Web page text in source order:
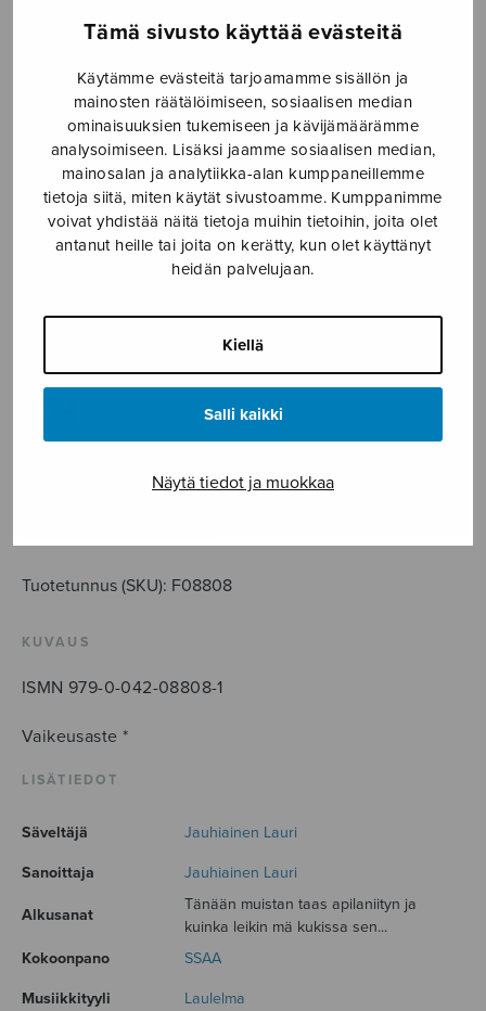
Tämä sivusto käyttää evästeitä
Käytämme evästeitä tarjoamamme sisällön ja
mainosten räätälöimiseen, sosiaalisen median
ominaisuuksien tukemiseen ja kävijämäärämme
analysoimiseen. Lisäksi jaamme sosiaalisen median,
mainosalan ja analytiikka-alan kumppaneillemme
tietoja siitä, miten käytät sivustoamme. Kumppanimme
voivat yhdistää näitä tietoja muihin tietoihin, joita olet
antanut heille tai joita on kerätty, kun olet käyttänyt
heidän palvelujaan.
Kiellä
Salli kaikki
Näytä tiedot ja muokkaa
Etusivu › Nuottikauppa › Diskanttikuoro ›
Apilaniitty
2,74€
Tuotetunnus (SKU): F08808
KUVAUS
ISMN 979-0-042-08808-1
Vaikeusaste *
LISÄTIEDOT
Säveltäjä Jauhiainen Lauri
Sanoittaja Jauhiainen Lauri
Alkusanat
Tänään muistan taas apilaniityn ja
kuinka leikin mä kukissa sen...
Kokoonpano
SSAA
Musiikkityyli Laulelma